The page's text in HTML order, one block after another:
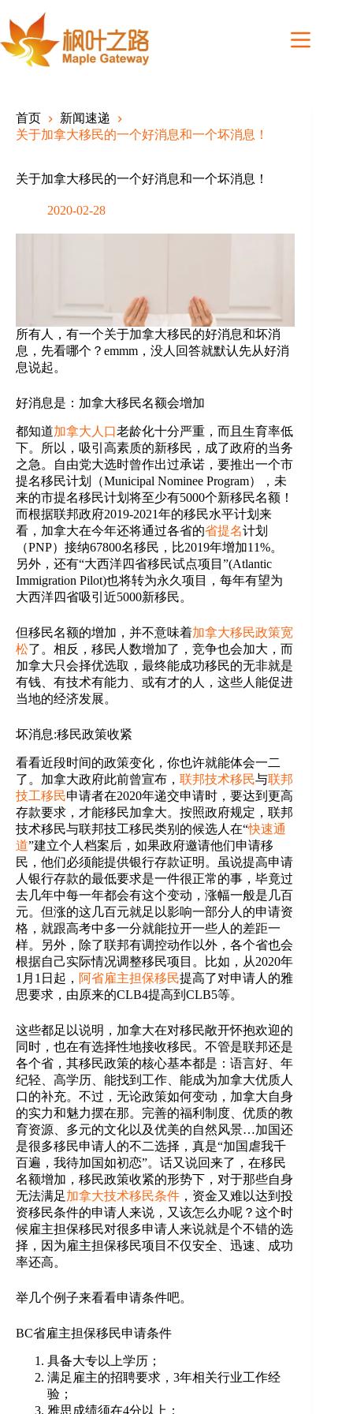
content
首页
新闻速递
关于加拿大移民的一个好消息和一个坏消息！
关于加拿大移民的一个好消息和一个坏消息！
2020-02-28
所有人，有一个关于加拿大移民的好消息和坏消
息，先看哪个？emmm，没人回答就默认先从好消
息说起。
好消息是：加拿大移民名额会增加
都知道加拿大人口老龄化十分严重，而且生育率低
下。所以，吸引高素质的新移民，成了政府的当务
之急。自由党大选时曾作出过承诺，要推出一个市
提名移民计划（Municipal Nominee Program），未
来的市提名移民计划将至少有5000个新移民名额！
而根据联邦政府2019-2021年的移民水平计划来
看，加拿大在今年还将通过各省的省提名计划
（PNP）接纳67800名移民，比2019年增加11%。
另外，还有“大西洋四省移民试点项目”(Atlantic
Immigration Pilot)也将转为永久项目，每年有望为
大西洋四省吸引近5000新移民。
但移民名额的增加，并不意味着加拿大移民政策宽
松了。相反，移民人数增加了，竞争也会加大，而
加拿大只会择优选取，最终能成功移民的无非就是
有钱、有技术有能力、或有才的人，这些人能促进
当地的经济发展。
坏消息:移民政策收紧
看看近段时间的政策变化，你也许就能体会一二
了。加拿大政府此前曾宣布， 联邦技术移民与联邦
技工移民申请者在2020年递交申请时，要达到更高
存款要求，才能移民加拿大。按照政府规定，联邦
技术移民与联邦技工移民类别的候选人在“快速通
道”建立个人档案后，如果政府邀请他们申请移
民，他们必须能提供银行存款证明。虽说提高申请
人银行存款的最低要求是一件很正常的事，毕竟过
去几年中每一年都会有这个变动，涨幅一般是几百
元。但涨的这几百元就足以影响一部分人的申请资
格，就跟高考中多一分就能拉开一些人的差距一
样。另外，除了联邦有调控动作以外，各个省也会
根据自己实际情况调整移民项目。比如，从2020年
1月1日起， 阿省雇主担保移民提高了对申请人的雅
思要求，由原来的CLB4提高到CLB5等。
这些都足以说明，加拿大在对移民敞开怀抱欢迎的
同时，也在有选择性地接收移民。不管是联邦还是
各个省，其移民政策的核心基本都是：语言好、年
纪轻、高学历、能找到工作、能成为加拿大优质人
口的补充。不过，无论政策如何变动，加拿大自身
的实力和魅力摆在那。完善的福利制度、优质的教
育资源、多元的文化以及优美的自然风景…加国还
是很多移民申请人的不二选择，真是“加国虐我千
百遍，我待加国如初恋”。话又说回来了，在移民
名额增加，移民政策收紧的形势下，对于那些自身
无法满足加拿大技术移民条件 ，资金又难以达到投
资移民条件的申请人来说，又该怎么办呢？这个时
候雇主担保移民对很多申请人来说就是个不错的选
择，因为雇主担保移民项目不仅安全、迅速、成功
率还高。
举几个例子来看看申请条件吧。
BC省雇主担保移民申请条件
具备大专以上学历；
满足雇主的招聘要求，3年相关行业工作经
验；
雅思成绩须在4分以上；